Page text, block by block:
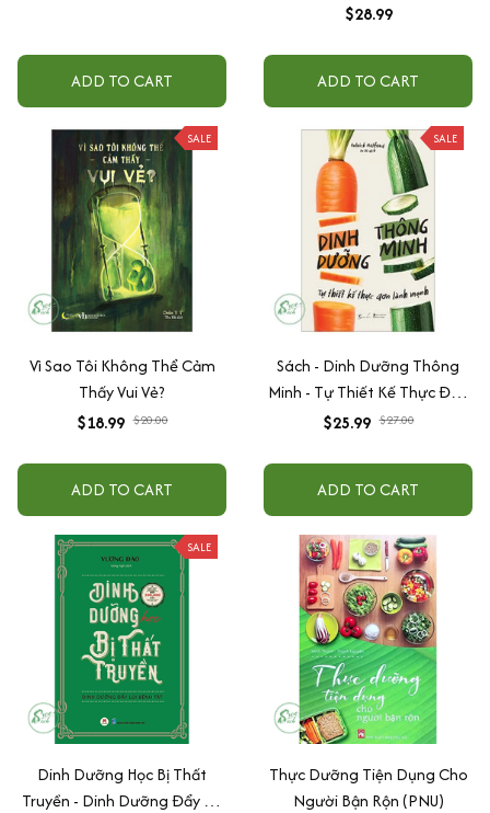
ADD TO CART
$28.99
ADD TO CART
SALE
Vì Sao Tôi Không Thể Cảm
Thấy Vui Vẻ?
$18.99 $20.00
ADD TO CART
SALE
Sách - Dinh Dưỡng Thông
Minh - Tự Thiết Kế Thực Đơn
Lành Mạnh
$25.99 $27.00
ADD TO CART
SALE
Dinh Dưỡng Học Bị Thất
Truyền - Dinh Dưỡng Đẩy Lùi
Thực Dưỡng Tiện Dụng Cho
Người Bận Rộn (PNU)